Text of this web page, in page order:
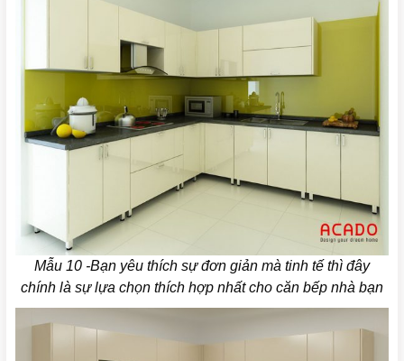
Mẫu 10 -Bạn yêu thích sự đơn giản mà tinh tế thì đây
chính là sự lựa chọn thích hợp nhất cho căn bếp nhà bạn